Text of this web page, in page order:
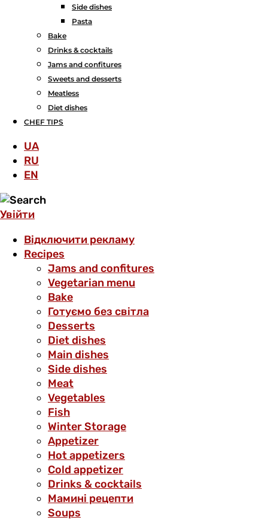
Side dishes
Pasta
Bake
Drinks & cocktails
Jams and confitures
Sweets and desserts
Meatless
Diet dishes
CHEF TIPS
UA
RU
EN
Увійти
Відключити рекламу
Recipes
Jams and confitures
Vegetarian menu
Bake
Готуємо без світла
Desserts
Diet dishes
Main dishes
Side dishes
Meat
Vegetables
Fish
Winter Storage
Аppetizer
Hot appetizers
Cold appetizer
Drinks & cocktails
Мамині рецепти
Soups